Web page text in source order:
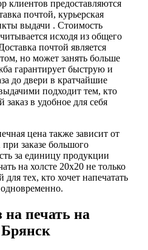
клиентов предоставляются
почтой, курьерская
выдачи . Стоимость
исходя из общего
почтой является
но может занять больше
гарантирует быструю и
до двери в кратчайшие
подходит тем, кто
заказ в удобное для себя
цена также зависит от
заказе большого
за единицу продукции
на холсте 20х20 не только
тех, кто хочет напечатать
печать на
Брянск